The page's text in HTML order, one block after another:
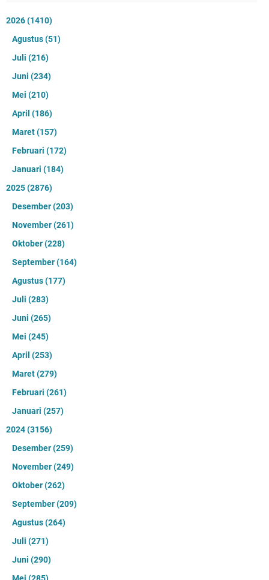
2026(1410)
Agustus(51)
Juli (216)
Juni (234)
Mei (210)
April (186)
Maret(157)
Februari (172)
Januari (184)
2025(2876)
Desember(203)
November(261)
Oktober(228)
September(164)
Agustus(177)
Juli (283)
Juni (265)
Mei (245)
April (253)
Maret(279)
Februari (261)
Januari (257)
2024(3156)
Desember(259)
November(249)
Oktober(262)
September(209)
Agustus(264)
Juli (271)
Juni (290)